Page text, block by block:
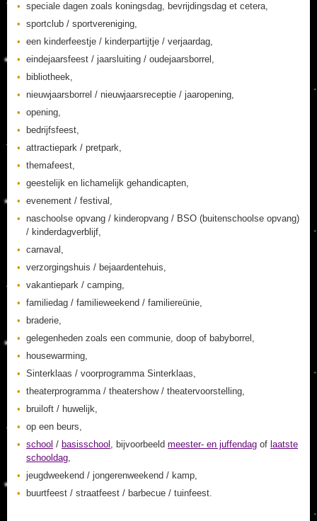
speciale dagen zoals koningsdag, bevrijdingsdag et cetera,
sportclub / sportvereniging,
een kinderfeestje / kinderpartijtje / verjaardag,
eindejaarsfeest / jaarsluiting / oudejaarsborrel,
bibliotheek,
nieuwjaarsborrel / nieuwjaarsreceptie / jaaropening,
opening,
bedrijfsfeest,
attractiepark / pretpark,
themafeest,
geestelijk en lichamelijk gehandicapten,
evenement / festival,
naschoolse opvang / kinderopvang / BSO (buitenschoolse opvang)
/ kinderdagverblijf,
carnaval,
verzorgingshuis / bejaardentehuis,
vakantiepark / camping,
familiedag / familieweekend / familiereünie,
braderie,
gelegenheden zoals een communie, doop of babyborrel,
housewarming,
Sinterklaas / voorprogramma Sinterklaas,
theaterprogramma / theatershow / theatervoorstelling,
bruiloft / huwelijk,
op een beurs,
school / basisschool , bijvoorbeeld meester- en juffendag of laatste
schooldag,
jeugdweekend / jongerenweekend / kamp,
buurtfeest / straatfeest / barbecue / tuinfeest.